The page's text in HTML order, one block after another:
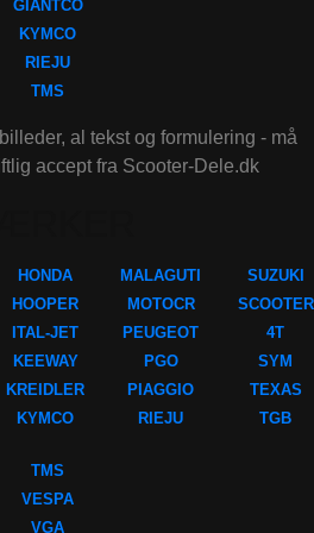
GIANTCO
KYMCO
RIEJU
TMS
al tekst og formulering - må
accept fra Scooter-Dele.dk
HONDA
HOOPER
ITAL-JET
KEEWAY
KREIDLER
KYMCO
MALAGUTI
MOTOCR
PEUGEOT
PGO
PIAGGIO
RIEJU
SUZUKI
SCOOTER
4T
SYM
TEXAS
TGB
TMS
VESPA
VGA